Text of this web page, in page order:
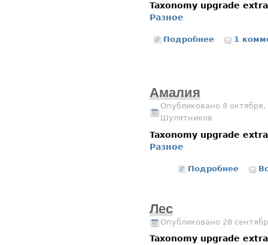
Taxonomy upgrade
Разное
Подробнее о Котяра
1
Амалия
Опубликовано 8
Шулятников
Taxonomy upgrade
Разное
Подробнее о
Лес
Опубликовано 28
Taxonomy upgrade